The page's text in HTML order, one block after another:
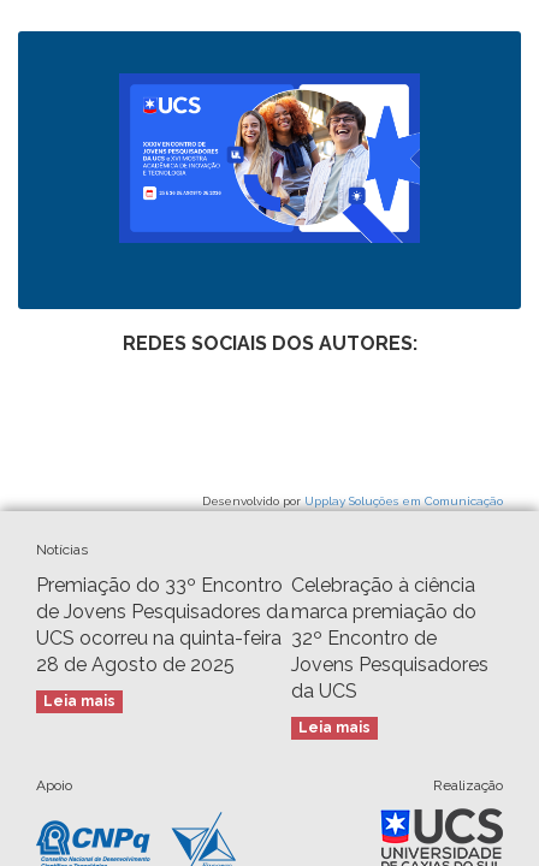
REDES SOCIAIS DOS AUTORES:
Desenvolvido por Upplay Soluções em Comunicação
Notícias
Premiação do 33º Encontro
de Jovens Pesquisadores da
UCS ocorreu na quinta-feira
28 de Agosto de 2025
Leia mais
Celebração à ciência
marca premiação do
32º Encontro de
Jovens Pesquisadores
da UCS
Leia mais
Apoio Realização